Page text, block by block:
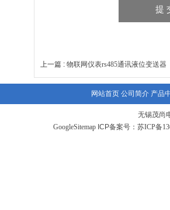
上一篇 : 物联网仪表rs485通讯液位变送器
网站首页 公司简介 产品
无锡茂尚
GoogleSitemapICP备案号： 苏ICP备